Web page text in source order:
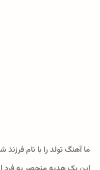
ما آهنگ تولد را با نام